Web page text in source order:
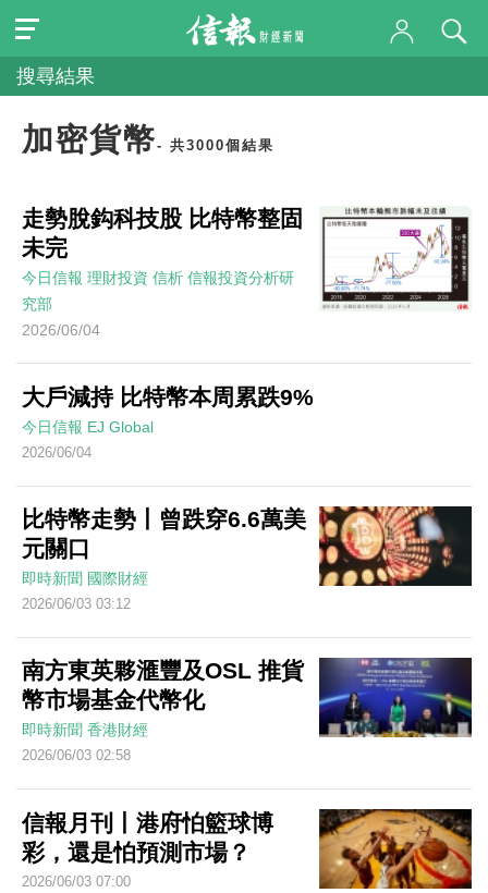
搜尋結果
加密貨幣- 共3000個結果
走勢脫鈎科技股 比特幣整固
未完
今日信報 理財投資 信析 信報投資分析研
究部
2026/06/04
大戶減持 比特幣本周累跌9%
今日信報 EJ Global
2026/06/04
比特幣走勢丨曾跌穿6.6萬美
元關口
即時新聞 國際財經
2026/06/03 03:12
南方東英夥滙豐及OSL 推貨
幣市場基金代幣化
即時新聞 香港財經
2026/06/03 02:58
信報月刊丨港府怕籃球博
彩，還是怕預測市場？
2026/06/03 07:00